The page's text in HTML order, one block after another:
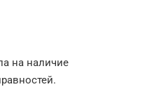
на наличие